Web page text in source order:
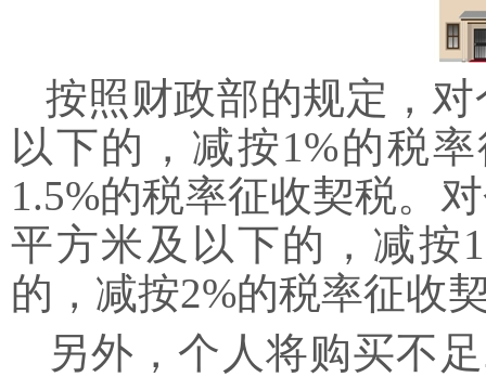
按照财政部的规定，对
以下的，减按1%的税
1.5%的税率征收契税。
平方米及以下的，减按
的，减按2%的税率征收
另外，个人将购买不